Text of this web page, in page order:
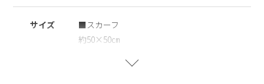
※レーヨン素材について
しわが気になる場合は、あて布をして低温〜中温でやさしくア
イロンをかけてください。高温でのアイロンや強い摩擦、水濡
サイズ
■スカーフ
約50×50㎝